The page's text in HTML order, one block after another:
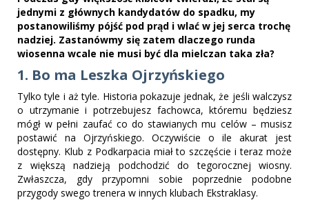
jednymi z głównych kandydatów do spadku, my
postanowiliśmy pójść pod prąd i wlać w jej serca trochę
nadziej. Zastanówmy się zatem dlaczego runda
wiosenna wcale nie musi być dla mielczan taka zła?
1. Bo ma Leszka Ojrzyńskiego
Tylko tyle i aż tyle. Historia pokazuje jednak, że jeśli walczysz
o utrzymanie i potrzebujesz fachowca, któremu będziesz
mógł w pełni zaufać co do stawianych mu celów – musisz
postawić na Ojrzyńskiego. Oczywiście o ile akurat jest
dostępny. Klub z Podkarpacia miał to szczęście i teraz może
z większą nadzieją podchodzić do tegorocznej wiosny.
Zwłaszcza, gdy przypomni sobie poprzednie podobne
przygody swego trenera w innych klubach Ekstraklasy.